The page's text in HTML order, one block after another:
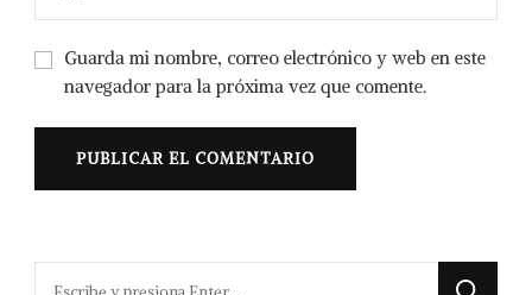
Guarda mi nombre, correo electrónico y web en este
navegador para la próxima vez que comente.